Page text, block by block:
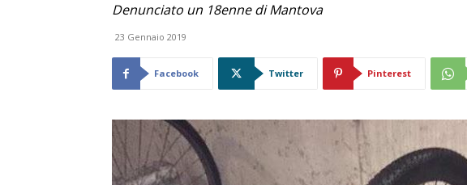
Denunciato un 18enne di Mantova
23 Gennaio 2019
Facebook Twitter Pinterest